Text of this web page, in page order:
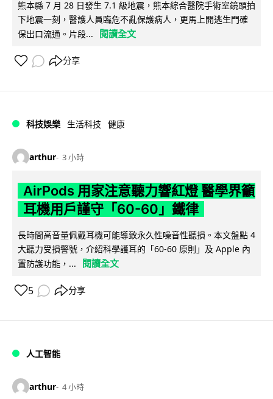
熊本縣 7 月 28 日發生 7.1 級地震，熊本綜合醫院手術室鏡頭拍
下地震一刻，醫護人員臨危不亂保護病人，更馬上開逃生門確
保出口流通。片段...
閱讀全文
分享
科技娛樂 生活科技 健康
arthur 3 小時
AirPods 用家注意聽力響紅燈 醫學界籲
耳機用戶謹守「60-60」鐵律
長時間高音量佩戴耳機可能導致永久性噪音性聽損。本文盤點 4
大聽力受損警號，介紹科學護耳的「60-60 原則」及 Apple 內
置防護功能，...
閱讀全文
5 分享
人工智能
arthur 4 小時